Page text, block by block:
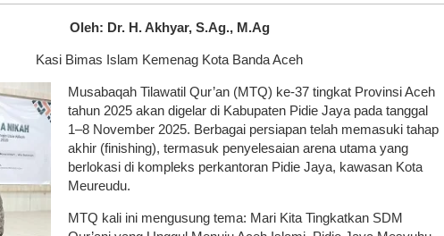
Oleh: Dr. H. Akhyar, S.Ag., M.Ag
Kasi Bimas Islam Kemenag Kota Banda Aceh
Musabaqah Tilawatil Qur’an (MTQ) ke-37 tingkat Provinsi Aceh
tahun 2025 akan digelar di Kabupaten Pidie Jaya pada tanggal
1–8 November 2025. Berbagai persiapan telah memasuki tahap
akhir (finishing), termasuk penyelesaian arena utama yang
berlokasi di kompleks perkantoran Pidie Jaya, kawasan Kota
Meureudu.
MTQ kali ini mengusung tema: Mari Kita Tingkatkan SDM